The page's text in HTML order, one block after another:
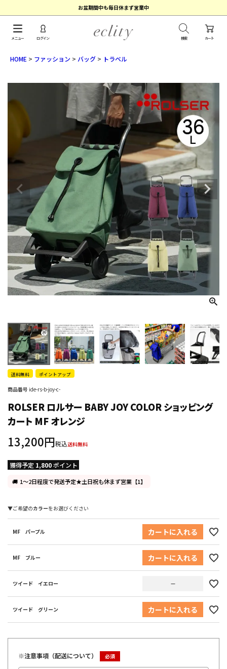
お盆期間中も毎日休まず営業中
カート
メニュー ログイン 検索
HOME ファッション バッグ トラベル
送料無料 ポイントアップ
商品番号 ide-rs-b-joy-c-
ROLSER ロルサー BABY JOY COLOR ショッピング
カート MF オレンジ
13,200 税込送料無料
獲得予定 1,800 ポイント
1～2日程度で発送予定★土日祝も休まず営業【1】
カラー
MF パープル カートに入れる
MF ブルー カートに入れる
ツイード イエロー —
ツイード グリーン カートに入れる
※注意事項（配送について）